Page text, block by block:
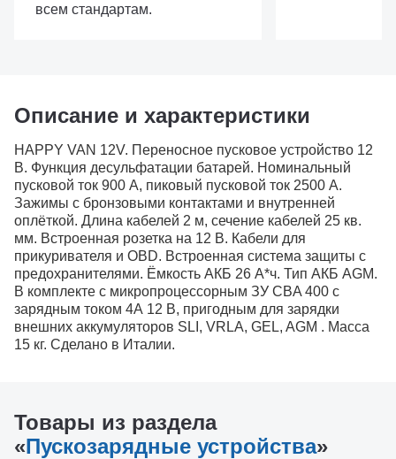
всем стандартам.
Описание и характеристики
HAPPY VAN 12V. Переносное пусковое устройство 12
В. Функция десульфатации батарей. Номинальный
пусковой ток 900 А, пиковый пусковой ток 2500 А.
Зажимы с бронзовыми контактами и внутренней
оплёткой. Длина кабелей 2 м, сечение кабелей 25 кв.
мм. Встроенная розетка на 12 В. Кабели для
прикуривателя и OBD. Встроенная система защиты с
предохранителями. Ёмкость АКБ 26 А*ч. Тип АКБ AGM.
В комплекте с микропроцессорным ЗУ CBA 400 c
зарядным током 4А 12 В, пригодным для зарядки
внешних аккумуляторов SLI, VRLA, GEL, AGM . Масса
15 кг. Сделано в Италии.
Товары из раздела
«Пускозарядные устройства»